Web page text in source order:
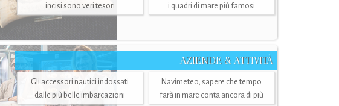
incisi sono veri tesori
i quadri di mare più famosi
AZIENDE & ATTIVITÀ
Gli accessori nautici indossati
dalle più belle imbarcazioni
Navimeteo, sapere che tempo
farà in mare conta ancora di più